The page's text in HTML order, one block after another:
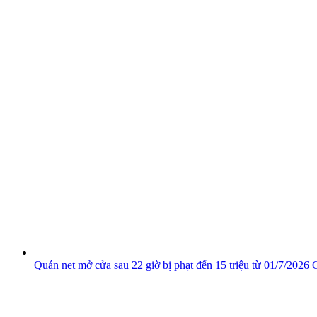
Quán net mở cửa sau 22 giờ bị phạt đến 15 triệu từ 01/7/2026